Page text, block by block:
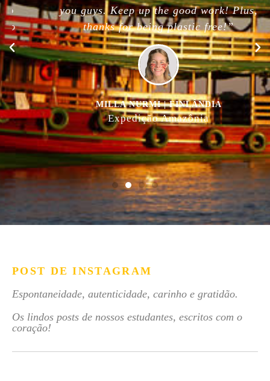
you guys. Keep up the good work! Plus,
thanks for being plastic free!”
MILLA NURMI | FINLÂNDIA
Expedição Amazônia
POST DE INSTAGRAM
Espontaneidade, autenticidade, carinho e gratidão.
Os lindos posts de nossos estudantes, escritos com o
coração!